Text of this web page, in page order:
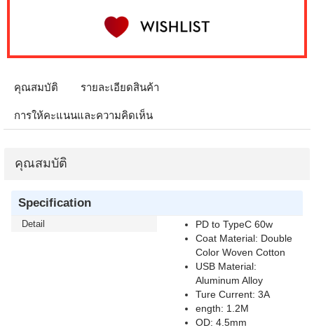
คุณสมบัติ รายละเอียดสินค้า
การให้คะแนนและความคิดเห็น
คุณสมบัติ
Specification
Detail
PD to TypeC 60w
Coat Material: Double
Color Woven Cotton
USB Material:
Aluminum Alloy
Ture Current: 3A
ength: 1.2M
OD: 4.5mm